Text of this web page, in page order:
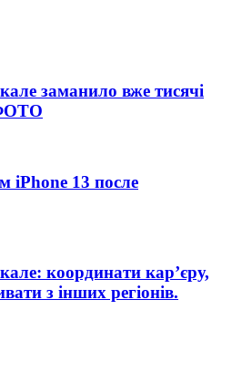
заманило вже тисячі
ФОТО
iPhone 13 после
координати кар’єру,
з інших регіонів.